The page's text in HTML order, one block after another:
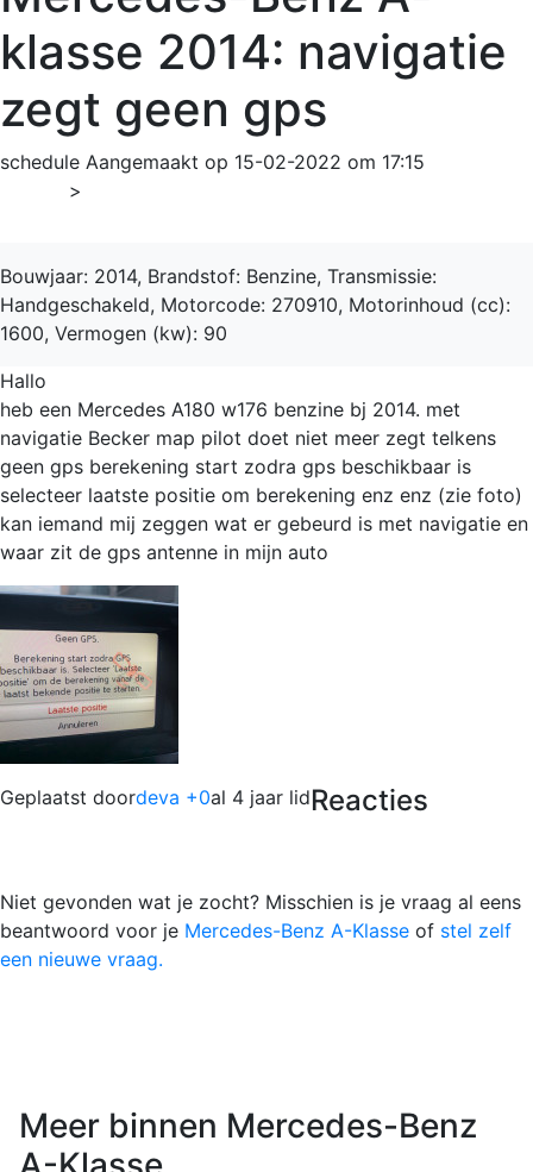
klasse 2014: navigatie
zegt geen gps
schedule Aangemaakt op 15-02-2022 om 17:15
>
Bouwjaar: 2014, Brandstof: Benzine, Transmissie:
Handgeschakeld, Motorcode: 270910, Motorinhoud (cc):
1600, Vermogen (kw): 90
Hallo
heb een Mercedes A180 w176 benzine bj 2014. met
navigatie Becker map pilot doet niet meer zegt telkens
geen gps berekening start zodra gps beschikbaar is
selecteer laatste positie om berekening enz enz (zie foto)
kan iemand mij zeggen wat er gebeurd is met navigatie en
waar zit de gps antenne in mijn auto
Geplaatst doordeva +0al 4 jaar lidReacties
Niet gevonden wat je zocht? Misschien is je vraag al eens
beantwoord voor je Mercedes-Benz A-Klasse of stel zelf
een nieuwe vraag.
Meer binnen Mercedes-Benz